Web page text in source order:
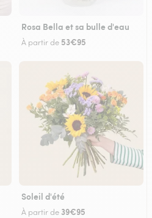
Rosa Bella et sa bulle d'eau
À partir de 53€95
Soleil d'été
À partir de 39€95